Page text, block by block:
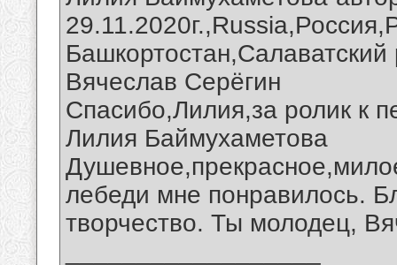
Вячеслав Серёгин
Спасибо,Лилия,за ролик к
Лилия Баймухаметова
лебеди мне понравилось.
творчество. Ты молодец,